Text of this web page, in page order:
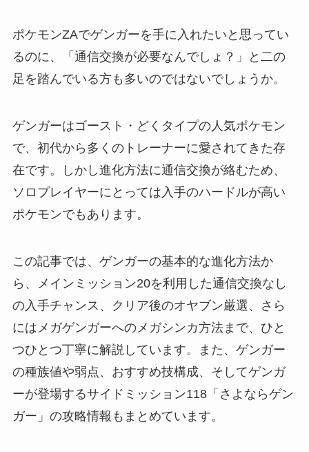
ポケモンZAでゲンガーを手に入れたいと思ってい
るのに、「通信交換が必要なんでしょ？」と二の
足を踏んでいる方も多いのではないでしょうか。
ゲンガーはゴースト・どくタイプの人気ポケモン
で、初代から多くのトレーナーに愛されてきた存
在です。しかし進化方法に通信交換が絡むため、
ソロプレイヤーにとっては入手のハードルが高い
ポケモンでもあります。
この記事では、ゲンガーの基本的な進化方法か
ら、メインミッション20を利用した通信交換なし
の入手チャンス、クリア後のオヤブン厳選、さら
にはメガゲンガーへのメガシンカ方法まで、ひと
つひとつ丁寧に解説しています。また、ゲンガー
の種族値や弱点、おすすめ技構成、そしてゲンガ
ーが登場するサイドミッション118「さよならゲン
ガー」の攻略情報もまとめています。